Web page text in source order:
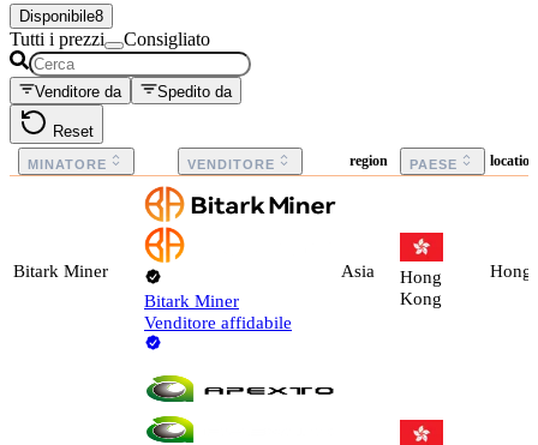
Disponibile8
Tutti i prezzi Consigliato
Venditore da Spedito da
Reset
MINATORE VENDITORE region PAESE
Bitark Miner
Bitark Miner
Venditore affidabile
Asia
Hong
Kong
Hong